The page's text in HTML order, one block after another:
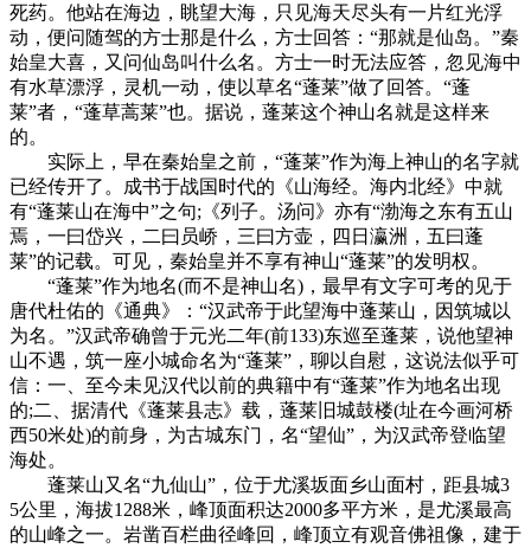
死药。他站在海边，眺望大海，只见海天尽头有一片红光浮
动，便问随驾的方士那是什么，方士回答：“那就是仙岛。”秦
始皇大喜，又问仙岛叫什么名。方士一时无法应答，忽见海中
有水草漂浮，灵机一动，使以草名“蓬莱”做了回答。“蓬
莱”者，“蓬草蒿莱”也。据说，蓬莱这个神山名就是这样来
的。
实际上，早在秦始皇之前，“蓬莱”作为海上神山的名字就
已经传开了。成书于战国时代的《山海经。海内北经》中就
有“蓬莱山在海中”之句;《列子。汤问》亦有“渤海之东有五山
焉，一曰岱兴，二曰员峤，三曰方壶，四日瀛洲，五曰蓬
莱”的记载。可见，秦始皇并不享有神山“蓬莱”的发明权。
“蓬莱”作为地名(而不是神山名)，最早有文字可考的见于
唐代杜佑的《通典》：“汉武帝于此望海中蓬莱山，因筑城以
为名。”汉武帝确曾于元光二年(前133)东巡至蓬莱，说他望神
山不遇，筑一座小城命名为“蓬莱”，聊以自慰，这说法似乎可
信：一、至今未见汉代以前的典籍中有“蓬莱”作为地名出现
的;二、据清代《蓬莱县志》载，蓬莱旧城鼓楼(址在今画河桥
西50米处)的前身，为古城东门，名“望仙”，为汉武帝登临望
海处。
蓬莱山又名“九仙山”，位于尤溪坂面乡山面村，距县城3
5公里，海拔1288米，峰顶面积达2000多平方米，是尤溪最高
的山峰之一。岩凿百栏曲径峰回，峰顶立有观音佛祖像，建于